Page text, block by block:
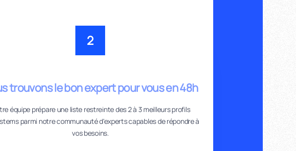
2
trouvons le bon expert pour vous en 48h
équipe prépare une liste restreinte des 2 à 3 meilleurs profils
parmi notre communauté d'experts capables de répondre à
vos besoins.